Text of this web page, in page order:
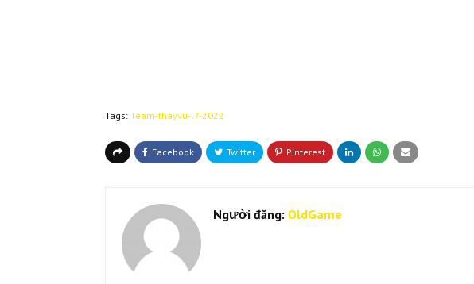
Tags: learn-thayvu-l7-2022
Người đăng: OldGame